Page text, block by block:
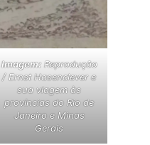
Imagem:Reprodução
/Ernst Hasenclever e
sua viagem às
províncias do Rio de
Janeiro e Minas
Gerais